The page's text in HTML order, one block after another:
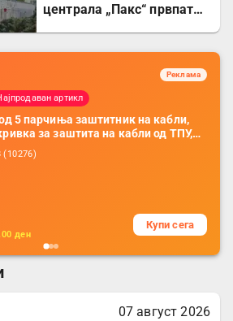
централа „Пакс“ првпат
Реклама
артикл
5 парчиња заштитник на кабли,
за заштита на кабли од ТПУ,
за заштита на кабли, без
за мобилни телефони, комплет
( 10276)
ден
Купи сега
07 август 2026